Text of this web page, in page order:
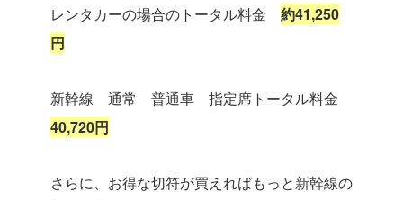
レンタカーの場合のトータル料金 約41,250
円
新幹線 通常 普通車 指定席トータル料金
40,720円
さらに、お得な切符が買えればもっと新幹線の